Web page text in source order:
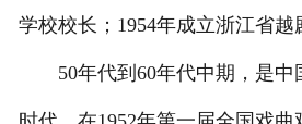
学校校长；1954年成立浙江省越
50年代到60年代中期，是中